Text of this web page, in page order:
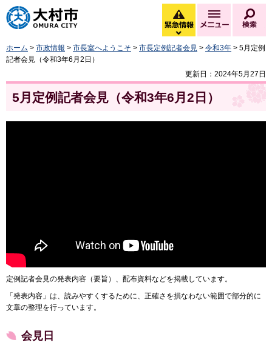
大村市
緊急情報
緊急情報を開く
メニュー
ホーム > 市政情報 > 市長室へようこそ > 市長定例記者会見 > 令和3年 > 5月定例
記者会見（令和3年6月2日）
更新日：2024年5月27日
5月定例記者会見（令和3年6月2日）
定例記者会見の発表内容（要旨）、配布資料などを掲載しています。
「発表内容」は、読みやすくするために、正確さを損なわない範囲で部分的に
文章の整理を行っています。
会見日